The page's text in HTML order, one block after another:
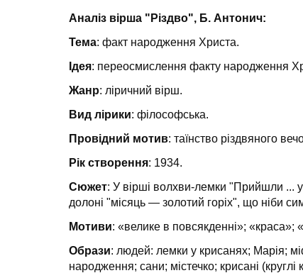
Аналіз вірша "Різдво", Б. Антонич:
Тема: факт народження Христа.
Ідея: переосмислення факту народження
Жанр: ліричний вірш.
Вид лірики: філософська.
Провідний мотив: таїнство різдвяного
Рік створення: 1934.
Сюжет: У вірші волхви-лемки "Прийшли ...
долоні "місяць — золотий горіх", що ніби
Мотиви: «велике в повсякденні»; «краса»;
Образи: людей: лемки у крисанях; Марія;
народження; сани; містечко; крисані (круглі